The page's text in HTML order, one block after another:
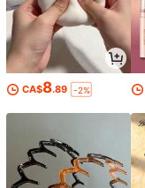
CA$8.89 -2%